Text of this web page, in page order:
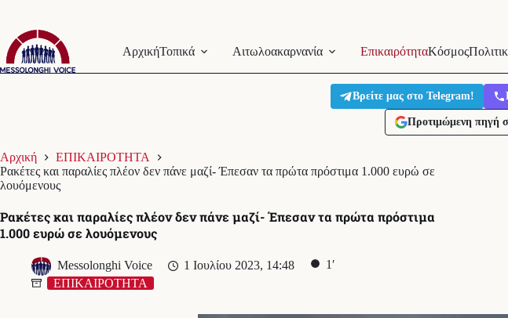
Μετάβαση
στο
περιεχόμενο
ΑρχικήΤοπικά Αιτωλοακαρνανία ΕπικαιρότηταΚόσμος
Βρείτε μας στο Telegram!
Προτιμώμενη πηγή
Αρχική
ΕΠΙΚΑΙΡΟΤΗΤΑ
Ρακέτες και παραλίες πλέον δεν πάνε μαζί- Έπεσαν τα πρώτα πρόστιμα 1.000 ευρώ σε
λουόμενους
Ρακέτες και παραλίες πλέον δεν πάνε μαζί- Έπεσαν τα πρώτα πρόστιμα
1.000 ευρώ σε λουόμενους
Messolonghi Voice 1 Ιουλίου 2023, 14:48
1′
ΕΠΙΚΑΙΡΟΤΗΤΑ